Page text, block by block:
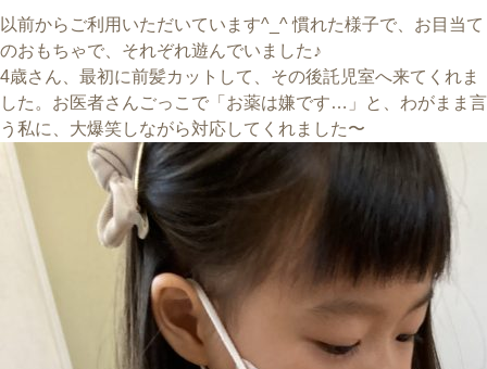
以前からご利用いただいています^_^ 慣れた様子で、お目当て
のおもちゃで、それぞれ遊んでいました♪
4歳さん、最初に前髪カットして、その後託児室へ来てくれま
した。お医者さんごっこで「お薬は嫌です…」と、わがまま言
う私に、大爆笑しながら対応してくれました〜